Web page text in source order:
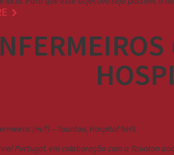
Portugal, em colaboração com a Taunton